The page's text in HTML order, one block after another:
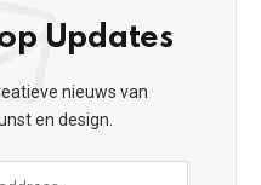
Updates
nieuws van
en design.